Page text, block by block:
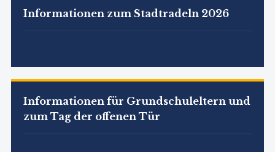
Informationen zum Stadtradeln 2026
Informationen für Grundschuleltern und
zum Tag der offenen Tür